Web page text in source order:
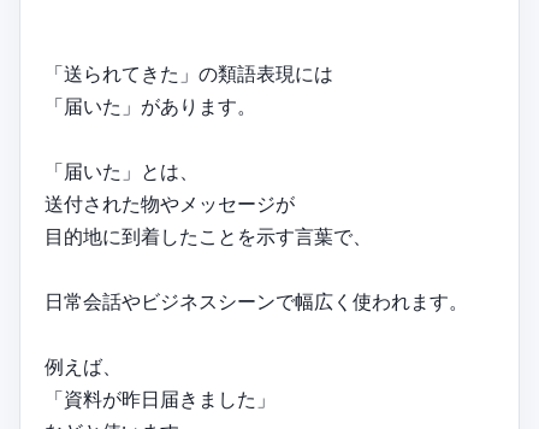
「送られてきた」の類語表現には
「届いた」があります。
「届いた」とは、
送付された物やメッセージが
目的地に到着したことを示す言葉で、
日常会話やビジネスシーンで幅広く使われます。
例えば、
「資料が昨日届きました」